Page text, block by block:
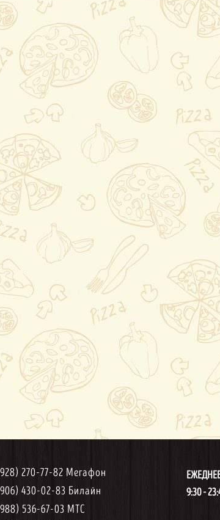
270-77-82 Мегафон
430-02-83 Билайн
536-67-03 МТС
9:30 -